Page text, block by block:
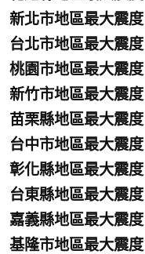
新北市地區最大震
台北市地區最大震
桃園市地區最大震
新竹市地區最大震
苗栗縣地區最大震
台中市地區最大震
彰化縣地區最大震
台東縣地區最大震
嘉義縣地區最大震
基隆市地區最大震